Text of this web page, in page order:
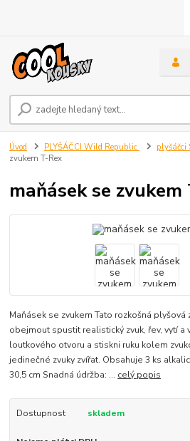
Úvod PLYŠÁČCI Wild Republic plyšáčci
zvukem T-Rex
maňásek se zvukem
Maňásek se zvukem Tato rozkošná plyšová
obejmout spustit realistický zvuk, řev, vytí a
loutkového otvoru a stiskni ruku kolem
jedinečné zvuky zvířat. Obsahuje 3 ks
30,5 cm Snadná údržba: ... celý popis
Dostupnost skladem